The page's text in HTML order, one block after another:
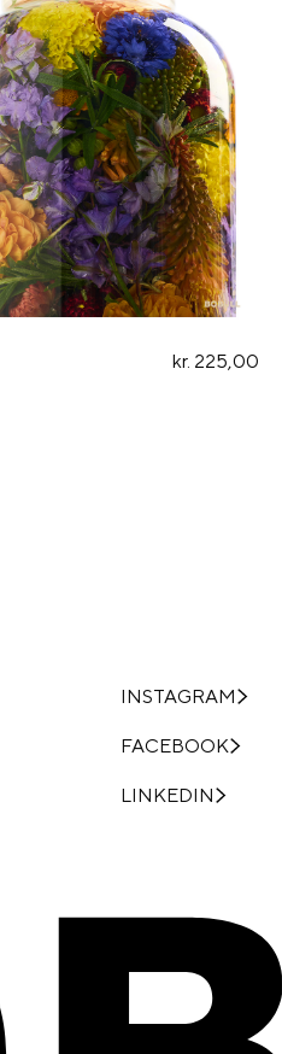
kr. 225,00
INSTAGRAM
FACEBOOK
LINKEDIN